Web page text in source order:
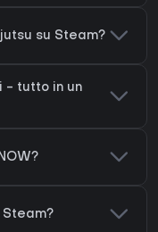
su Steam?
- tutto in un
Steam?